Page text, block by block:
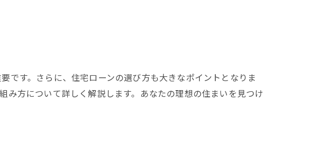
です。さらに、住宅ローンの選び方も大きなポイントとなりま
み方について詳しく解説します。あなたの理想の住まいを見つけ